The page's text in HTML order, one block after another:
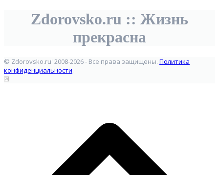
Zdorovsko.ru :: Жизнь
прекрасна
© Zdorovsko.ru' 2008-2026 - Все права защищены. Политика
конфиденциальности.